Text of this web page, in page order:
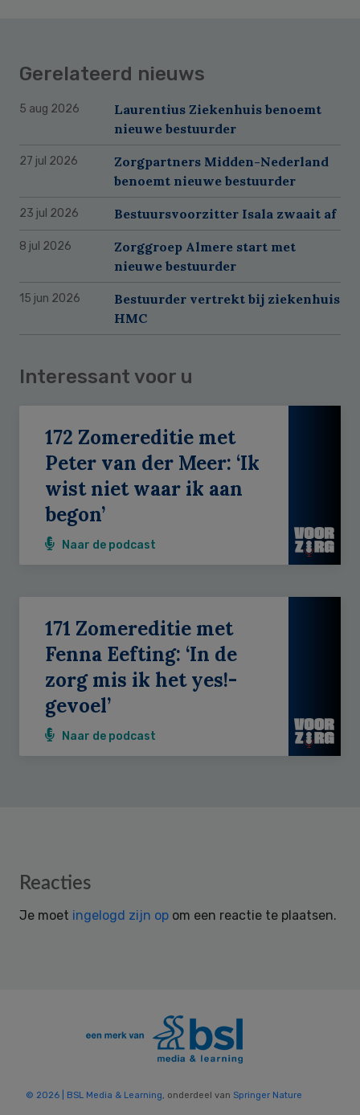
Gerelateerd nieuws
5 aug 2026
Laurentius Ziekenhuis benoemt
nieuwe bestuurder
27 jul 2026
Zorgpartners Midden-Nederland
benoemt nieuwe bestuurder
23 jul 2026 Bestuursvoorzitter Isala zwaait af
8 jul 2026
Zorggroep Almere start met
nieuwe bestuurder
15 jun 2026
Bestuurder vertrekt bij ziekenhuis
HMC
Interessant voor u
172 Zomereditie met
Peter van der Meer: ‘Ik
wist niet waar ik aan
begon’
Naar de podcast
171 Zomereditie met
Fenna Eefting: ‘In de
zorg mis ik het yes!-
gevoel’
Naar de podcast
Reader
Reacties
Je moet ingelogd zijn op om een reactie te plaatsen.
© 2026 | BSL Media & Learning, onderdeel van Springer Nature